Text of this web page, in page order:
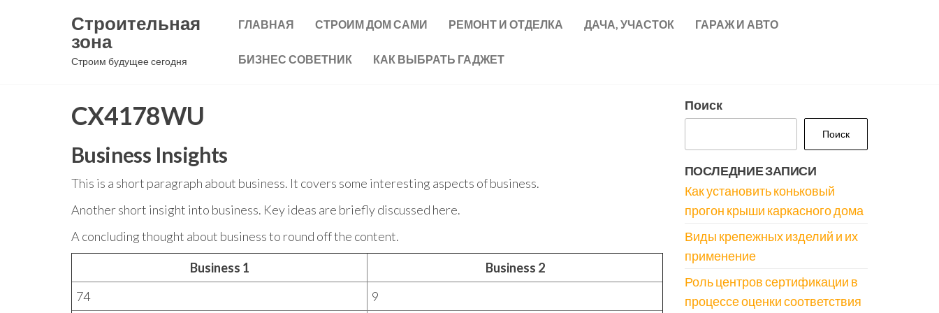
содержимому
Строительная
зона
Строим будущее сегодня
ГЛАВНАЯ СТРОИМ ДОМ САМИ РЕМОНТ И ОТДЕЛКА ДАЧА, УЧАСТОК ГАРАЖ И АВТО
БИЗНЕС СОВЕТНИК КАК ВЫБРАТЬ ГАДЖЕТ
CX4178WU
Business Insights
This is a short paragraph about business. It covers some interesting aspects of business.
Another short insight into business. Key ideas are briefly discussed here.
A concluding thought about business to round off the content.
Business 1
Business 2
74
9
Поиск
Поиск
ПОСЛЕДНИЕ ЗАПИСИ
Как установить коньковый
прогон крыши каркасного дома
Виды крепежных изделий и их
применение
Роль центров сертификации в
процессе оценки соответствия